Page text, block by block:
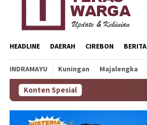
HEADLINE DAERAH CIREBON BERITA
INDRAMAYU Kuningan Majalengka
Konten Spesial